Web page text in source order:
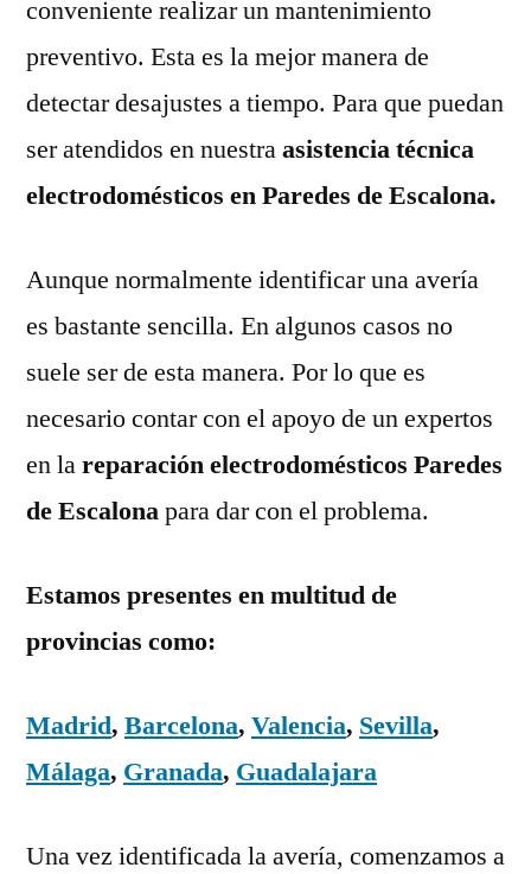
conveniente realizar un mantenimiento
preventivo. Esta es la mejor manera de
detectar desajustes a tiempo. Para que puedan
ser atendidos en nuestraasistencia técnica
electrodomésticos en Paredes de Escalona.
Aunque normalmente identificar una avería
es bastante sencilla. En algunos casos no
suele ser de esta manera. Por lo que es
necesario contar con el apoyo de un expertos
en lareparación electrodomésticos Paredes
de Escalonapara dar con el problema.
Estamos presentes en multitud de
provincias como:
Madrid, Barcelona, Valencia, Sevilla,
Málaga, Granada, Guadalajara
Una vez identificada la avería, comenzamos a